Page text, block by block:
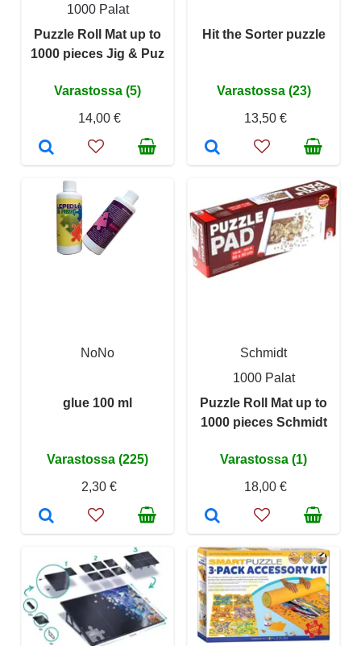
1000 Palat
Puzzle Roll Mat up to
1000 pieces Jig & Puz
Varastossa (5)
14,00 €
Hit the Sorter puzzle
Varastossa (23)
13,50 €
NoNo
glue 100 ml
Varastossa (225)
2,30 €
Schmidt
1000 Palat
Puzzle Roll Mat up to
1000 pieces Schmidt
Varastossa (1)
18,00 €